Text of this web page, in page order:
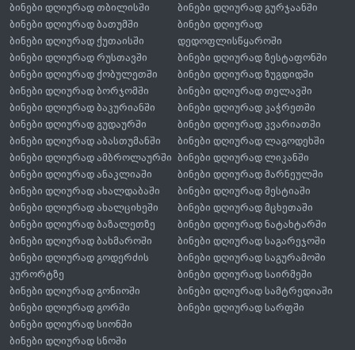
ბინები დღიურად თბილისში
ბინები დღიურად ბათუმში
ბინები დღიურად ქუთაისში
ბინები დღიურად რუსთავში
ბინები დღიურად ქობულეთში
ბინები დღიურად ბორჯომში
ბინები დღიურად ბაკურიანში
ბინები დღიურად გუდაურში
ბინები დღიურად აბასთუმანში
ბინები დღიურად ამბროლაურში
ბინები დღიურად ანაკლიაში
ბინები დღიურად ახალდაბაში
ბინები დღიურად ახალციხეში
ბინები დღიურად ბაზალეთზე
ბინები დღიურად ბახმაროში
ბინები დღიურად გოდერძის
კურორტზე
ბინები დღიურად გონიოში
ბინები დღიურად გორში
ბინები დღიურად გურჯაანში
ბინები დღიურად
დედოფლისწყაროში
ბინები დღიურად ზესტაფონში
ბინები დღიურად ზუგდიდში
ბინები დღიურად თელავში
ბინები დღიურად კაჭრეთში
ბინები დღიურად კვარიათში
ბინები დღიურად ლაგოდეხში
ბინები დღიურად ლიკანში
ბინები დღიურად მარნეულში
ბინები დღიურად მესტიაში
ბინები დღიურად მცხეთაში
ბინები დღიურად ნატახტარში
ბინები დღიურად საგარეჯოში
ბინები დღიურად საგურამოში
ბინები დღიურად საირმეში
ბინები დღიურად სამტრედიაში
ბინები დღიურად სარფში
ბინები დღიურად სიონში
ბინები დღიურად სნოში